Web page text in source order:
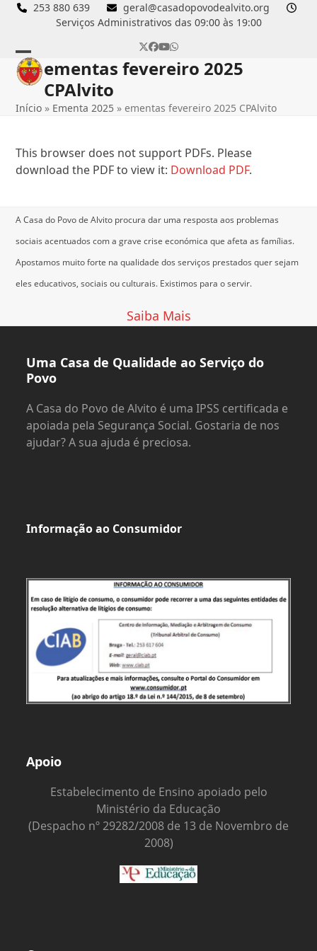
Skip
253 880 639
geral@casadopovodealvito.org
Serviços Administrativos das 09:00 às 19:00
Twitter
Facebook
YouTube
Whatsapp
Open
mobile
menu
Close
mobile
menu
ementas fevereiro 2025
CPAlvito
Início » Ementa 2025 »ementas fevereiro 2025 CPAlvito
This browser does not support PDFs. Please
download the PDF to view it: Download PDF.
A Casa do Povo de Alvito procura dar uma resposta aos problemas
sociais acentuados com a grave crise económica que afeta as famílias.
Apostamos muito forte na qualidade dos serviços prestados quer sejam
eles educativos, sociais ou culturais. Existimos para o servir.
Saiba Mais
Uma Casa de Qualidade ao Serviço do
Povo
A Casa do Povo de Alvito é uma IPSS certificada e
apoiada pela Segurança Social. Gostaria de nos
ajudar? A sua ajuda é preciosa.
Informação ao Consumidor
Apoio
Estabelecimento de Ensino apoiado pelo
Ministério da Educação
(Despacho nº 29282/2008 de 13 de Novembro de
2008)